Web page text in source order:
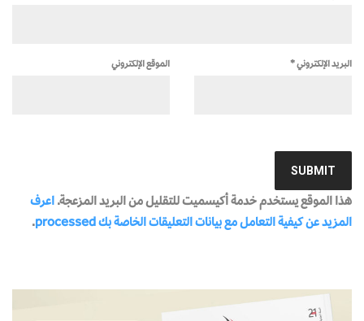
البريد الإلكتروني* الموقع الإلكتروني
هذا الموقع يستخدم خدمة أكيسميت للتقليل من البريد المزعجة. اعرف
المزيد عن كيفية التعامل مع بيانات التعليقات الخاصة بك processed
.